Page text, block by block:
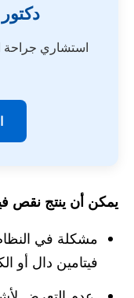
استشاري جراحة
يمكن أن ينتج نقص
مشكلة في
فيتامين دال أو